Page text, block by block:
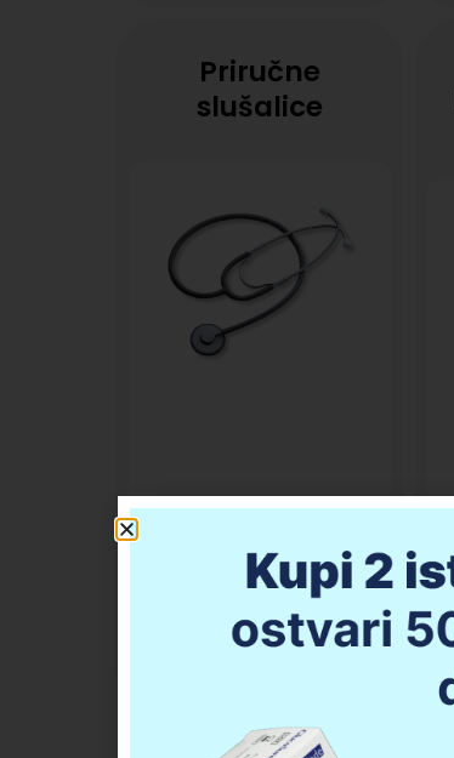
Priručne
slušalice
20,00KM
POGLEDAJ